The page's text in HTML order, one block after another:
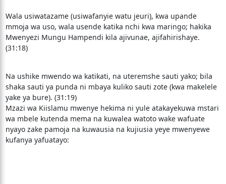
Wala usiwatazame (usiwafanyie watu jeuri), kwa upande
mmoja wa uso, wala usende katika nchi kwa maringo; hakika
Mwenyezi Mungu Hampendi kila ajivunae, ajifahirishaye.
(31:18)
Na ushike mwendo wa katikati, na uteremshe sauti yako; bila
shaka sauti ya punda ni mbaya kuliko sauti zote (kwa makelele
yake ya bure). (31:19)
Mzazi wa Kiislamu mwenye hekima ni yule atakayekuwa mstari
wa mbele kutenda mema na kuwalea watoto wake wafuate
nyayo zake pamoja na kuwausia na kujiusia yeye mwenyewe
kufanya yafuatayo: